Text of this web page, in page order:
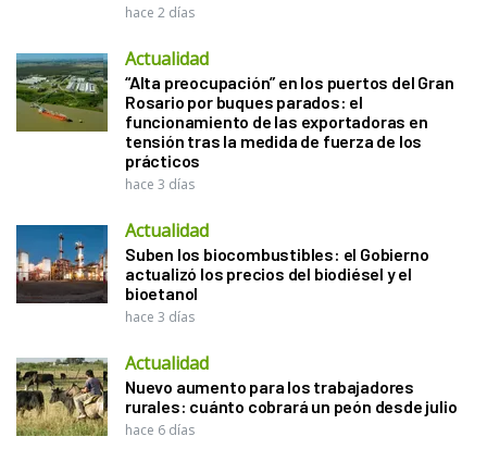
hace 2 días
Actualidad
“Alta preocupación” en los puertos del Gran
Rosario por buques parados: el
funcionamiento de las exportadoras en
tensión tras la medida de fuerza de los
prácticos
hace 3 días
Actualidad
Suben los biocombustibles: el Gobierno
actualizó los precios del biodiésel y el
bioetanol
hace 3 días
Actualidad
Nuevo aumento para los trabajadores
rurales: cuánto cobrará un peón desde julio
hace 6 días